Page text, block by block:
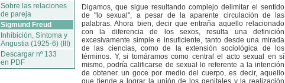
Sobre las relaciones
de pareja
Sigmund Freud
Inhibición, Síntoma y
Angustia (1925-6) (III)
Descargar nº 133
en PDF
Digamos, que sigue resultando complejo delimitar el sentido
de "lo sexual", a pesar de la aparente circulación de las
palabras. Ahora bien, decir que entraña aquello relacionado
con la diferencia de los sexos, resulta una definición
excesivamente simple e insuficiente, tanto desde una mirada
de las ciencias, como de la extensión sociológica de los
términos. Y, si tomáramos como central el acto sexual en sí
mismo, podría calificarse de sexual lo referente a la intención
de obtener un goce por medio del cuerpo, es decir, aquello
que tiende a lograr la unión de los genitales y la realización